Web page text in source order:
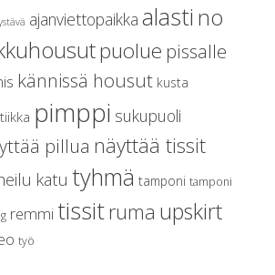
ajanviettopaikka alasti no
puolue pissalle
kännissä housut kusta
pimppi sukupuoli
pillua näyttää tissit
katu tyhmä tamponi tamponi
remmitissitruma upskirt
työ